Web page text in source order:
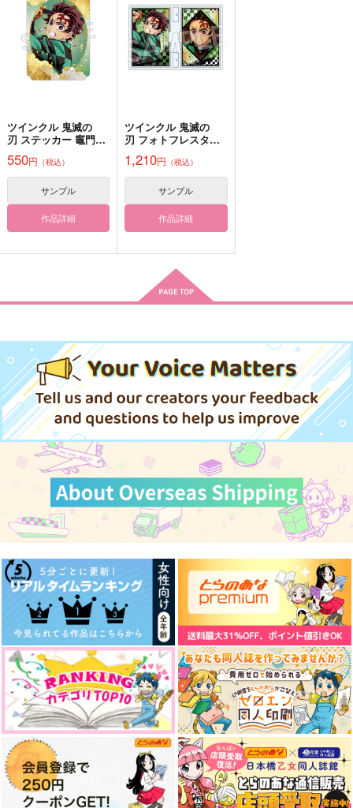
融点
NO GINGER
629 （税込）
煉獄杏寿郎×竈門炭治郎
rntnグラフィティ2
ベイカー
1,572 円 （税込）
煉獄杏寿郎×竈門炭治郎
作品詳細
鬼滅【炭治郎&禰豆
子】スプーン2本セッ
ナナイロ
822円（税込）
竈門炭治郎
サンプル
作品詳細
【再録小説】いったい
しかいない。【再販】
無人観測船
1,100円（税込）
竈門炭治郎
サンプル
作品詳細
すくすく！
すくすくひよこくら
（税込）
煉獄杏寿郎×竈門炭治郎
サンプル
作品詳細
440円（税込）
鬼滅の刃
不死川実弥×煉獄杏寿郎
サンプル
専売 605 円 （税込）
鬼滅の刃
不死川実弥×煉獄杏寿郎
専売 787円（税込）
鬼滅の刃
煉獄杏寿郎×冨岡義勇
サンプル
カート
POKAKA
専売 3,144円（税込）
冨岡義勇×竈門炭治郎
ボジラ
専売 787円（税込）
鬼滅の刃 オールキャラ
ギャグ
サンプル
晴れ間のあなた
床底
専売 660円（税込）
鬼滅の刃
宇髄天元×煉獄杏寿郎
サンプル
罪過
彩葬
787円（税込）
鬼滅の刃
煉獄杏寿郎×竈門炭治郎
サンプル
R先輩は心配症!? ～海
の家アルバイト編～
うたげや
専売 315円（税込）
鬼滅の刃
煉獄杏寿郎×竈門炭治郎
サンプル
ツインクル 鬼滅の
刃 ステッカー 竈門炭
550円 （税込）
サンプル
作品詳細
ツインクル 鬼滅の
刃 フォトフレスタン
1,210円 （税込）
サンプル
作品詳細